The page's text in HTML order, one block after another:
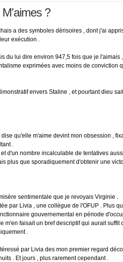
M'aimes ?
a des symboles dérisoires , dont j'ai
exécution .
du lui dire environ 947,5 fois que je l'aimais
exprimées avec moins de conviction
envers Staline , et pourtant dieu
qu'elle m'aime devint mon obsession ,
.
d'un nombre incalculable de tentatives
plus que sporadiquement d'obtenir une
sentimentale que je revoyais Virginie .
par Livia , une collègue de l'OFUP . Plus
gouvernemental en période
m'en faisait un bref descriptif qui aurait
.
par Livia des mon premier regard
. Et jours , plus rarement cependant .